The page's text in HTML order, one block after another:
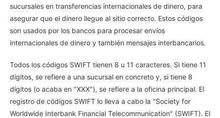
sucursales en transferencias internacionales de dinero, para
asegurar que el dinero llegue al sitio correcto. Estos códigos
son usados por los bancos para procesar envíos
internacionales de dinero y también mensajes interbancarios.
Todos los códigos SWIFT tienen 8 u 11 caracteres. Si tiene 11
dígitos, se refiere a una sucursal en concreto y, si tiene 8
dígitos (o acaba en "XXX"), se refiere a la oficina principal. El
registro de códigos SWIFT lo lleva a cabo la "Society for
Worldwide Interbank Financial Telecommunication" (SWIFT). El